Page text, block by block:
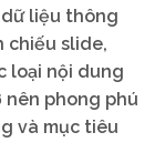
liệu thông
chiếu slide,
loại nội dung
nên phong phú
và mục tiêu